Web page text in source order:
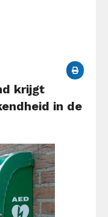
krijgt
in de